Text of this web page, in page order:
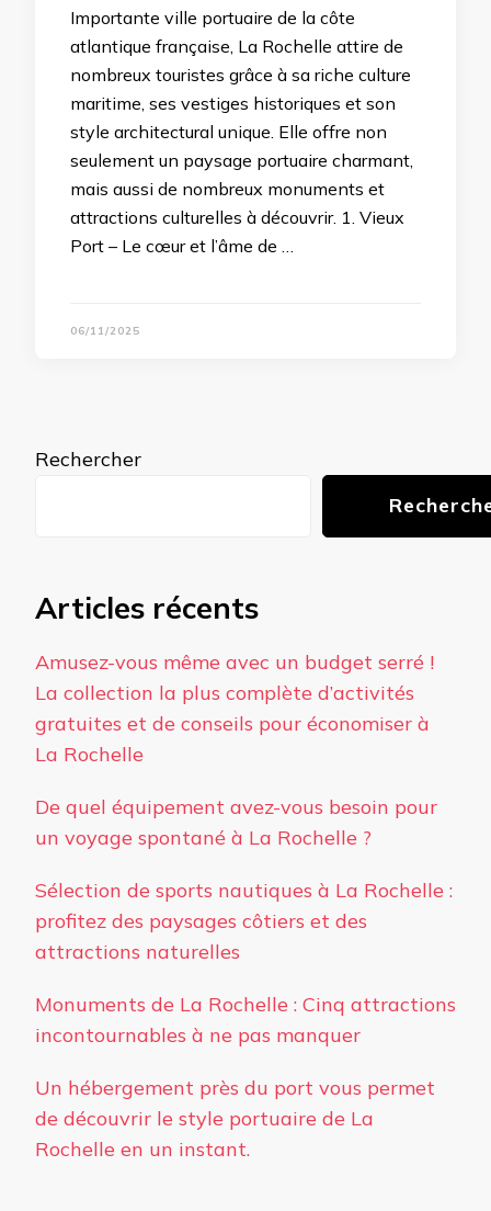
Importante ville portuaire de la côte
atlantique française, La Rochelle attire de
nombreux touristes grâce à sa riche culture
maritime, ses vestiges historiques et son
style architectural unique. Elle offre non
seulement un paysage portuaire charmant,
mais aussi de nombreux monuments et
attractions culturelles à découvrir. 1. Vieux
Port – Le cœur et l’âme de …
06/11/2025
Rechercher
Articles récents
Amusez-vous même avec un budget serré !
La collection la plus complète d’activités
gratuites et de conseils pour économiser à
La Rochelle
De quel équipement avez-vous besoin pour
un voyage spontané à La Rochelle ?
Sélection de sports nautiques à La Rochelle :
profitez des paysages côtiers et des
attractions naturelles
Monuments de La Rochelle : Cinq attractions
incontournables à ne pas manquer
Un hébergement près du port vous permet
de découvrir le style portuaire de La
Rochelle en un instant.